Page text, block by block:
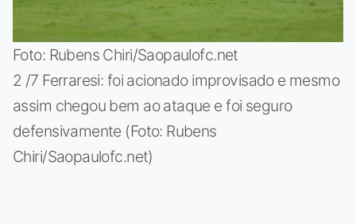
Foto: Rubens Chiri/Saopaulofc.net
2 /7 Ferraresi: foi acionado improvisado e mesmo
assim chegou bem ao ataque e foi seguro
defensivamente (Foto: Rubens
Chiri/Saopaulofc.net)